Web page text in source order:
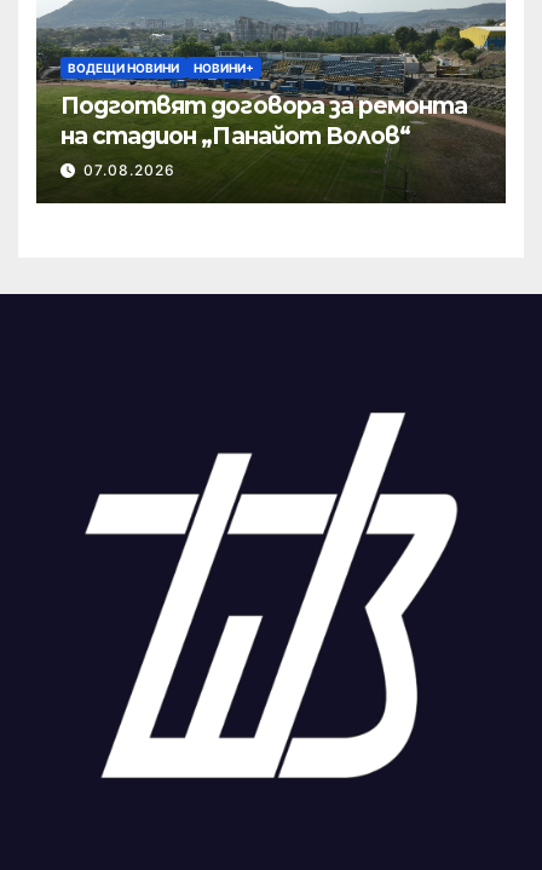
ВОДЕЩИ НОВИНИ НОВИНИ+
Подготвят договора за ремонта
на стадион „Панайот Волов“
07.08.2026